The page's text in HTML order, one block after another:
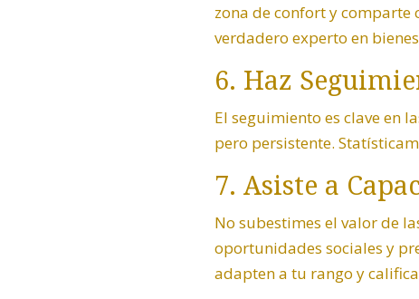
zona de confort y comparte
verdadero experto en
6. Haz
El seguimiento es clave en
pero persistente.
7. Asiste a
No subestimes el valor de
oportunidades sociales y
adapten a tu rango y